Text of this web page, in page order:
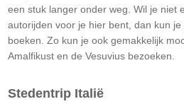
een stuk langer onder weg. Wil je niet
autorijden voor je hier bent, dan kun
boeken. Zo kun je ook gemakkelijk
Amalfikust en de Vesuvius bezoeken.
Stedentrip Italië​